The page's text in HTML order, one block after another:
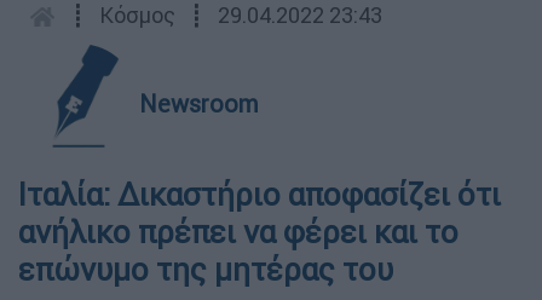
┋ Κόσμος ┋ 29.04.2022 23:43
Newsroom
Ιταλία: Δικαστήριο αποφασίζει ότι
ανήλικο πρέπει να φέρει και το
επώνυμο της μητέρας του